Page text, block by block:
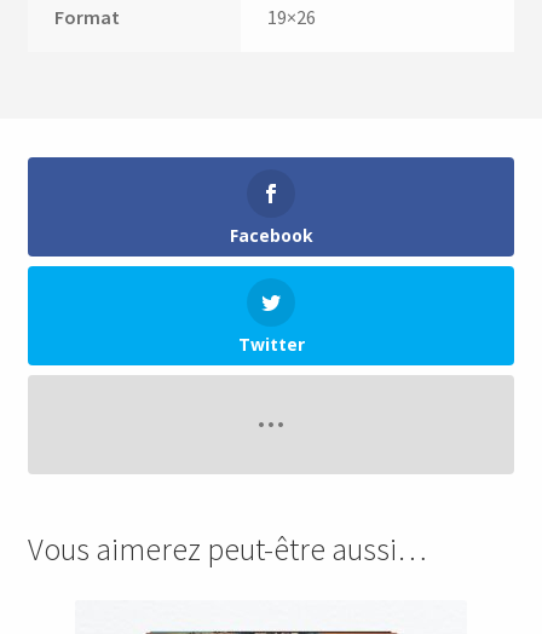
Format 19×26
Facebook
Twitter
Vous aimerez peut-être aussi…